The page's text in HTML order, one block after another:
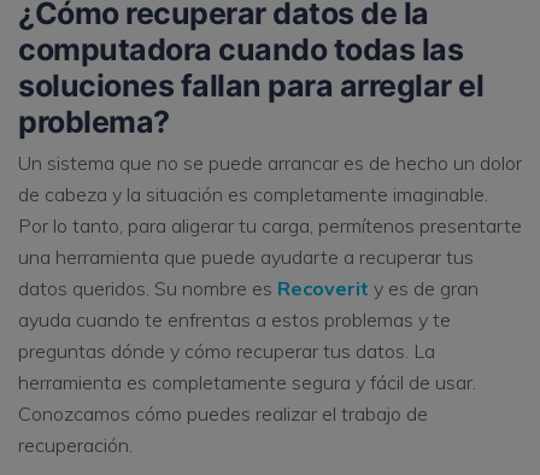
¿Cómo recuperar datos de la
computadora cuando todas las
soluciones fallan para arreglar el
problema?
Un sistema que no se puede arrancar es de hecho un dolor
de cabeza y la situación es completamente imaginable.
Por lo tanto, para aligerar tu carga, permítenos presentarte
una herramienta que puede ayudarte a recuperar tus
datos queridos. Su nombre es Recoverit y es de gran
ayuda cuando te enfrentas a estos problemas y te
preguntas dónde y cómo recuperar tus datos. La
herramienta es completamente segura y fácil de usar.
Conozcamos cómo puedes realizar el trabajo de
recuperación.